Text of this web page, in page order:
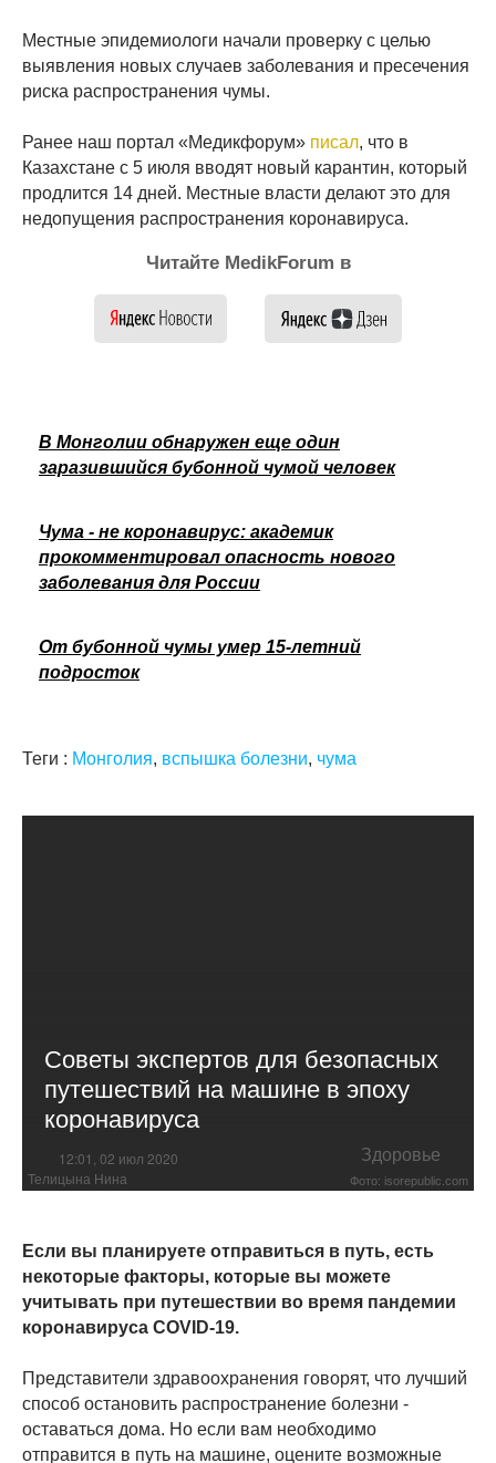
Местные эпидемиологи начали проверку с целью
выявления новых случаев заболевания и пресечения
риска распространения чумы.
Ранее наш портал «Медикфорум» писал, что в
Казахстане с 5 июля вводят новый карантин, который
продлится 14 дней. Местные власти делают это для
недопущения распространения коронавируса.
Читайте MedikForum в
В Монголии обнаружен еще один
заразившийся бубонной чумой человек
Чума - не коронавирус: академик
прокомментировал опасность нового
заболевания для России
От бубонной чумы умер 15-летний
подросток
Теги : Монголия, вспышка болезни, чума
Советы экспертов для безопасных
путешествий на машине в эпоху
коронавируса
12:01, 02 июл 2020 Здоровье
Телицына Нина Фото: isorepublic.com
Если вы планируете отправиться в путь, есть
некоторые факторы, которые вы можете
учитывать при путешествии во время пандемии
коронавируса COVID-19.
Представители здравоохранения говорят, что лучший
способ остановить распространение болезни -
оставаться дома. Но если вам необходимо
отправится в путь на машине, оцените возможные